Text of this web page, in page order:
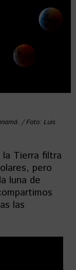
/ Foto: Luis
Tierra filtra
pero
luna de
las